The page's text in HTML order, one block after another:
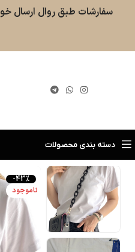
دسته بندی محصولات
-43%
ناموجود